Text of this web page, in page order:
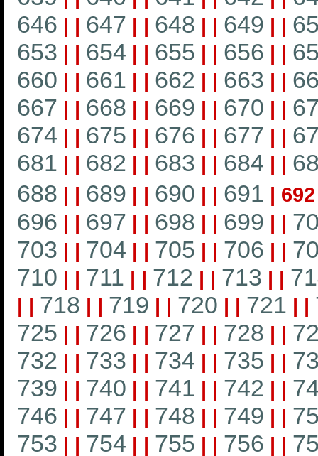
646 | | 647 | | 648 | | 649 | |
653 | | 654 | | 655 | | 656 | |
660 | | 661 | | 662 | | 663 | |
667 | | 668 | | 669 | | 670 | |
674 | | 675 | | 676 | | 677 | |
681 | | 682 | | 683 | | 684 | |
688 | | 689 | | 690 | | 691 | 692
696 | | 697 | | 698 | | 699 | |
703 | | 704 | | 705 | | 706 | |
710 | | 711 | | 712 | | 713 | |
| | 718 | | 719 | | 720 | | 721 | |
725 | | 726 | | 727 | | 728 | |
732 | | 733 | | 734 | | 735 | |
739 | | 740 | | 741 | | 742 | |
746 | | 747 | | 748 | | 749 | |
753 | | 754 | | 755 | | 756 | |